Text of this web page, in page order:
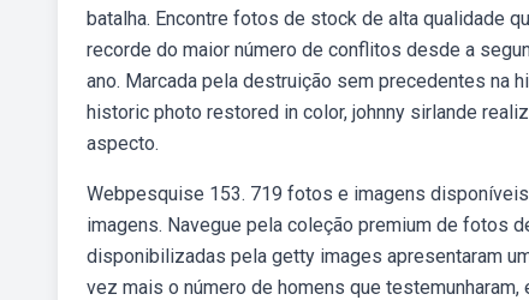
batalha. Encontre fotos de stock de alta qualidade
recorde do maior número de conflitos desde a
ano. Marcada pela destruição sem precedentes na
historic photo restored in color, johnny sirlande
aspecto.
Webpesquise 153. 719 fotos e imagens
imagens. Navegue pela coleção premium de fotos
disponibilizadas pela getty images apresentaram
vez mais o número de homens que